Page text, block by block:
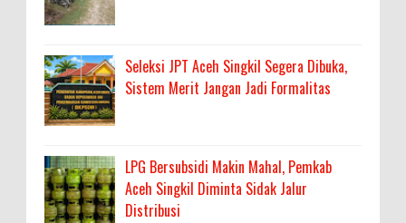
Seleksi JPT Aceh Singkil Segera Dibuka,
Sistem Merit Jangan Jadi Formalitas
LPG Bersubsidi Makin Mahal, Pemkab
Aceh Singkil Diminta Sidak Jalur
Distribusi